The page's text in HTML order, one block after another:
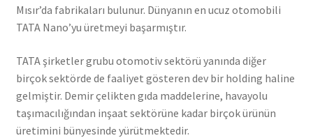
Mısır’da fabrikaları bulunur. Dünyanın en ucuz otomobili
TATA Nano’yu üretmeyi başarmıştır.
TATA şirketler grubu otomotiv sektörü yanında diğer
birçok sektörde de faaliyet gösteren dev bir holding haline
gelmiştir. Demir çelikten gıda maddelerine, havayolu
taşımacılığından inşaat sektörüne kadar birçok ürünün
üretimini bünyesinde yürütmektedir.